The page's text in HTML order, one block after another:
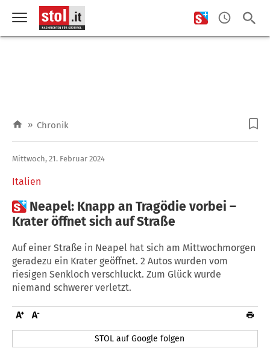
» Chronik
Italien
Mittwoch, 21. Februar 2024
 Neapel: Knapp an Tragödie vorbei –
Krater öffnet sich auf Straße
Auf einer Straße in Neapel hat sich am Mittwochmorgen
geradezu ein Krater geöffnet. 2 Autos wurden vom
riesigen Senkloch verschluckt. Zum Glück wurde
niemand schwerer verletzt.
STOL auf Google folgen